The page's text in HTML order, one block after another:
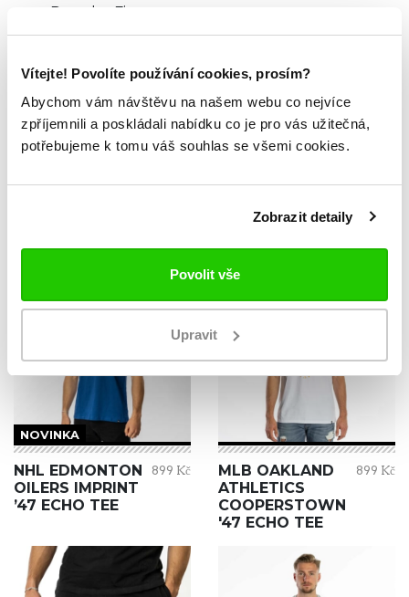
Vítejte! Povolíte používání cookies, prosím?
Abychom vám návštěvu na našem webu co nejvíce
zpříjemnili a poskládali nabídku co je pro vás užitečná,
potřebujeme k tomu váš souhlas se všemi cookies.
Zobrazit detaily
Povolit vše
Upravit
Regular Fit
menší velikost.
TABULKA VELIKOSTÍ
ZKOUKNI TAKÉ TYTO.
NOVINKA
NHL EDMONTON
OILERS IMPRINT
’47 ECHO TEE
899 Kč
MLB OAKLAND
ATHLETICS
COOPERSTOWN
'47 ECHO TEE
899 Kč